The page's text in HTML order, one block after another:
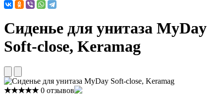
Сиденье для унитаза MyDay
Soft-close, Keramag
★★★★★ 0 отзывов